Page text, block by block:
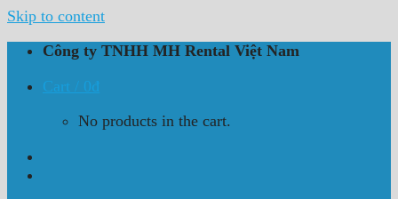
Skip to content
Công ty TNHH MH Rental Việt Nam
Cart / 0₫
No products in the cart.